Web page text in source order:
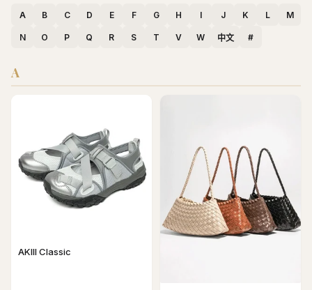
A B C D E F G H I J K L M
N O P Q R S T V W 中文 #
A
AKIII Classic